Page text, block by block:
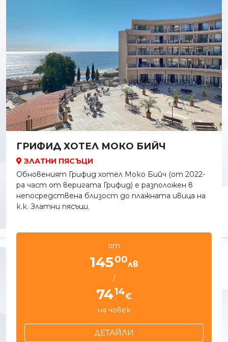
ГРИФИД ХОТЕЛ МОКО БИЙЧ
ЗЛАТНИ ПЯСЪЦИ
Обновеният Грифид хотел Моко Бийч (от 2022-
ра част от веригата Грифид) е разположен в
непосредствена близост до плажната ивица на
к.к. Златни пясъци.
от
14500лв
/
7414€
на човек
ДЕТАЙЛИ